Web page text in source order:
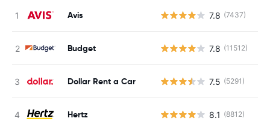
Avis 7.8 (7437)
Budget 7.8 (11512)
Dollar Rent a Car 7.5 (5291)
Hertz 8.1 (8812)